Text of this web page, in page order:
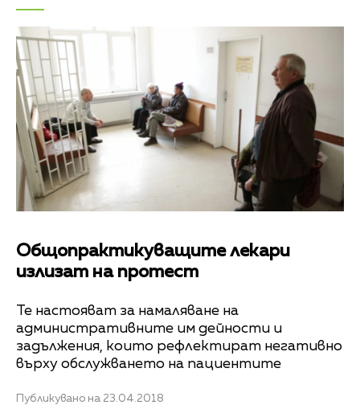
Общопрактикуващите лекари
излизат на протест
Те настояват за намаляване на
административните им дейности и
задължения, които рефлектират негативно
върху обслужването на пациентите
Публикувано на 23.04.2018